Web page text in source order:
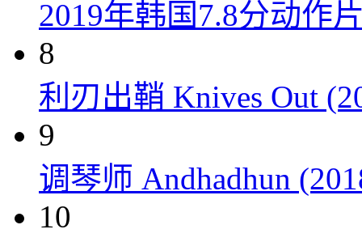
2019年韩国7.8分动作
8
利刃出鞘 Knives Out
9
调琴师 Andhadhun
10